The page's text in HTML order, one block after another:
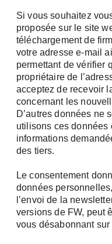
Si vous souhaitez
proposée sur le site
téléchargement de
votre adresse e-mail
permettant de vérifier
propriétaire de
acceptez de recevoir
concernant les
D’autres données ne
utilisons ces données
informations
des tiers.
Le consentement
données
l’envoi de la
versions de FW, peut
vous désabonnant sur
Restez informé
Deux newsletters,